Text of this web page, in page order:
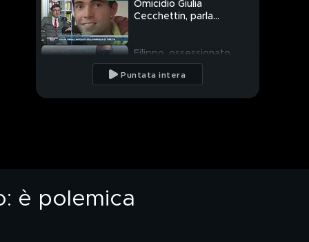
Omicidio Giulia
Cecchettin, parla
Filippo, ossessionato
da una gelosia
morbosa per Giulia
Puntata intera
è polemica